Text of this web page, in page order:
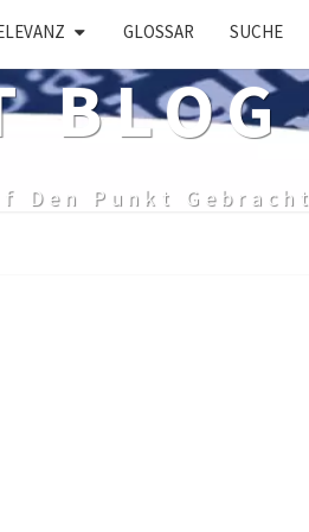
GLOSSAR SUCHE
BLOG
Den Punkt Gebracht